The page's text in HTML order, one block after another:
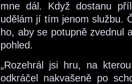
mne dál. Když dostanu
udělám jí tím jenom službu.
ho, aby se potupně zvednul
pohled.
„Rozehrál jsi hru, na
odkráčel nakvašeně po